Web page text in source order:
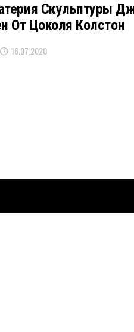
Скульптуры
От Цоколя Колстон
16.07.2020